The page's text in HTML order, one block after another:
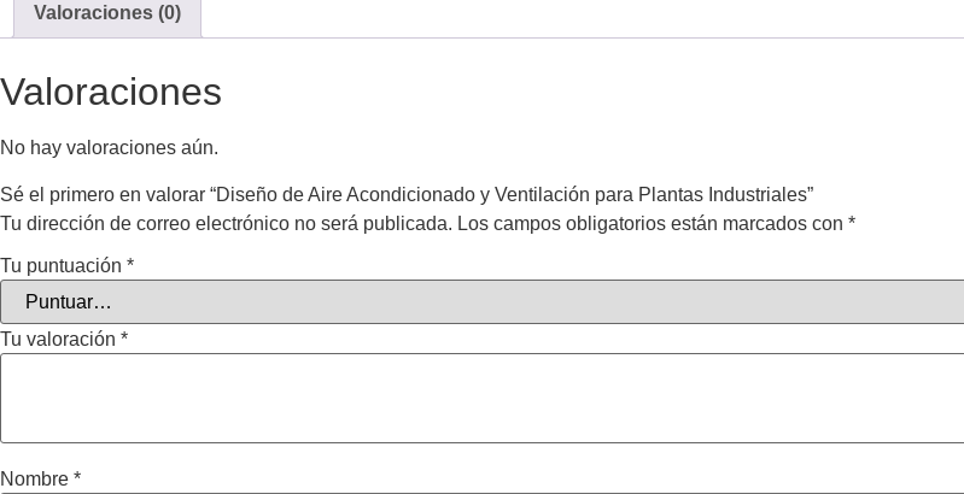
Valoraciones (0)
Valoraciones
No hay valoraciones aún.
Sé el primero en valorar “Diseño de Aire Acondicionado y Ventilación para Plantas Industriales”
Tu dirección de correo electrónico no será publicada. Los campos obligatorios están marcados con *
Tu puntuación *
Tu valoración *
Nombre *